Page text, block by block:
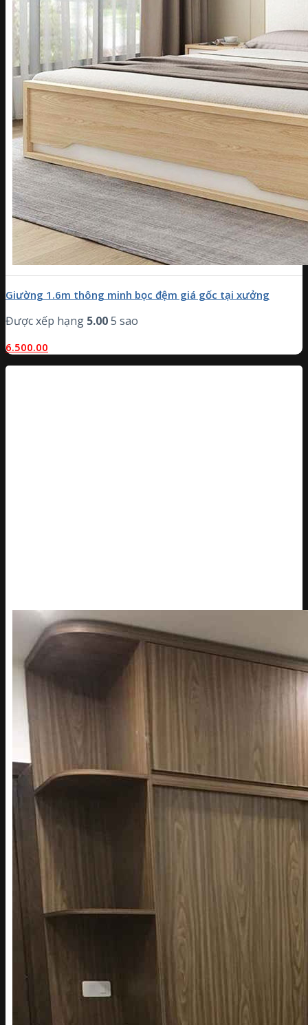
Giường 1.6m thông minh bọc đệm giá gốc tại xưởng
Được xếp hạng 5.005 sao
6.500.00